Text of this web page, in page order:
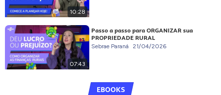
10:28
07:43
Passo a passo para ORGANIZAR sua
PROPRIEDADE RURAL
Sebrae Paraná 21/04/2026
EBOOKS